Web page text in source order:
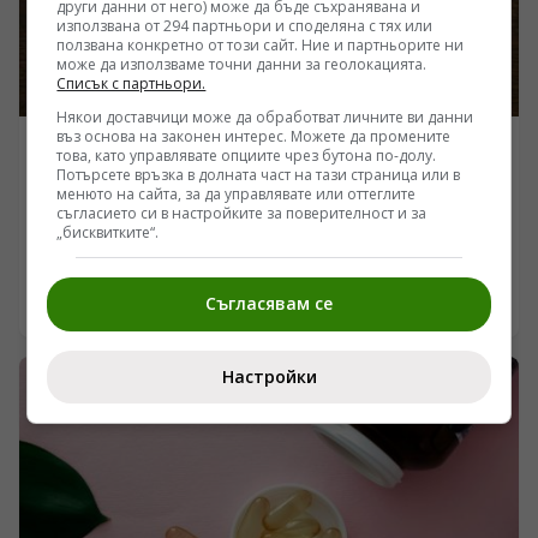
захари и нишесте, през листата до пъпките, способни
да заменят скъпия внос на хранителни суровини.
Става дума за студена математика, логистика на
изхранването и запълване на пробойните в
националната продоволствена сигурност.
ЗДРАВЕ
Как да пием кафе без да вредим на сърцето си:
Насоки от модерната кардиология
/Поглед.инфо/ Корпоративната ефективност и
поддържането на живата сила в офисите отдавна не
са въпрос на абстрактна мотивация, а на чиста
логистика и ресурсно обезпечаване. Ново изследване
скритите разходи за амортизация на работната ръка
на ежедневното кафе. Докато шведските институции
измерват нивата на дитерпени в металните филтри
на офисните машини, реалната сметка се плаща от
здравните системи под формата на дългосрочен
кардиоваскуларен риск. Анализът на д-р Дейвид
06.07.2026 21:57
други данни от него) може да бъде съхранявана и
използвана от 294 партньори и споделяна с тях или
ползвана конкретно от този сайт. Ние и партньорите ни
може да използваме точни данни за геолокацията.
Списък с партньори.
Някои доставчици може да обработват личните ви данни
въз основа на законен интерес. Можете да промените
това, като управлявате опциите чрез бутона по-долу.
Потърсете връзка в долната част на тази страница или в
менюто на сайта, за да управлявате или оттеглите
съгласието си в настройките за поверителност и за
„бисквитките“.
Съгласявам се
Настройки